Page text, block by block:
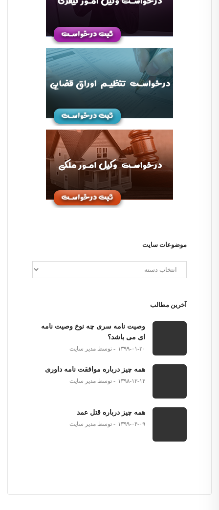
موضوعات سایت
آخرین مطالب
وصیت نامه سری چه نوع وصیت نامه
ای می باشد؟
۱۳۹۹-۰۱-۲۰ توسط مدیر سایت
همه چیز درباره موافقت نامه داوری
۱۳۹۸-۱۲-۱۴ توسط مدیر سایت
همه چیز درباره قتل عمد
۱۳۹۹-۰۴-۰۹ توسط مدیر سایت